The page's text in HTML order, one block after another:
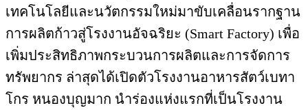
เทคโนโลยีและนวัตกรรมใหม่มาขับเคลื่อนรากฐาน
การผลิตก้าวสู่โรงงานอัจฉริยะ (Smart Factory) เพื่อ
เพิ่มประสิทธิภาพกระบวนการผลิตและการจัดการ
ทรัพยากร ล่าสุดได้เปิดตัวโรงงานอาหารสัตว์เบทา
โกร หนองบุญมาก นำร่องแห่งแรกที่เป็นโรงงาน